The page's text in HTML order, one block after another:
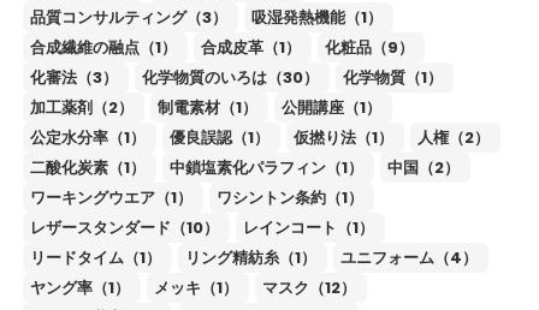
品質コンサルティング（3）
吸湿発熱機能（1）
合成繊維の融点（1）
合成皮革（1）
化粧品（9）
化審法（3）
化学物質のいろは（30）
化学物質（1）
加工薬剤（2）
制電素材（1）
公開講座（1）
公定水分率（1）
優良誤認（1） 仮撚り法（1）
人権（2）
二酸化炭素（1）
中鎖塩素化パラフィン（1）
中国（2）
ワーキングウエア（1）
ワシントン条約（1）
レザースタンダード（10）
レインコート（1）
リードタイム（1）
リング精紡糸（1）
ユニフォーム（4）
ヤング率（1）
メッキ（1）
マスク（12）